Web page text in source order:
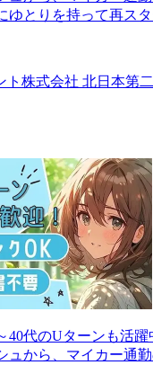
ゆとりを持って再ス
ト株式会社 北日本第
40代のUターンも活
ュから、マイカー通